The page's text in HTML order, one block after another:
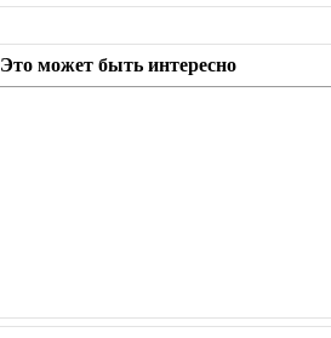
Это может быть интересно